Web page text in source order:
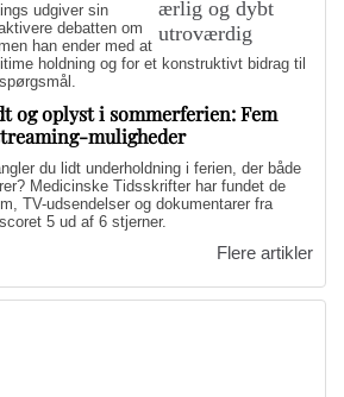
udgiver sin
debatten om
han ender med at
holdning og for et konstruktivt bidrag til
og oplyst i sommerferien: Fem
muligheder
du lidt underholdning i ferien, der både
Medicinske Tidsskrifter har fundet de
TV-udsendelser og dokumentarer fra
5 ud af 6 stjerner.
Flere artikler